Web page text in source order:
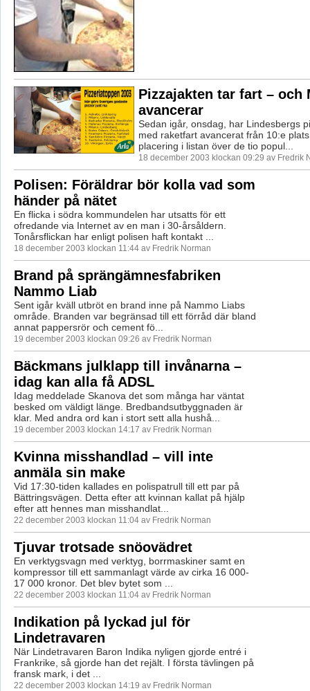
Pizzajakten tar fart – och
avancerar
Sedan igår, onsdag, har Lindesbergs
med raketfart avancerat från 10:e
placering i listan över de tio popul...
18 december 2003 klockan 09:29 av Fredrik
Polisen: Föräldrar bör kolla vad som
händer på nätet
En flicka i södra kommundelen har utsatts för ett
ofredande via Internet av en man i 30-årsåldern.
Tonårsflickan har enligt polisen haft kontakt ...
18 december 2003 klockan 11:44 av Fredrik Norman
Brand på sprängämnesfabriken
Nammo Liab
Sent igår kväll utbröt en brand inne på Nammo Liabs
område. Branden var begränsad till ett förråd där bland
annat pappersrör och cement fö...
19 december 2003 klockan 09:26 av Fredrik Norman
Bäckmans julklapp till invånarna –
idag kan alla få ADSL
Idag meddelade Skanova det som många har väntat
besked om väldigt länge. Bredbandsutbyggnaden är
klar. Med andra ord kan i stort sett alla hushå...
19 december 2003 klockan 14:17 av Fredrik Norman
Kvinna misshandlad – vill inte
anmäla sin make
Vid 17:30-tiden kallades en polispatrull till ett par på
Bättringsvägen. Detta efter att kvinnan kallat på hjälp
efter att hennes man misshandlat...
22 december 2003 klockan 11:04 av Fredrik Norman
Tjuvar trotsade snöovädret
En verktygsvagn med verktyg, borrmaskiner samt en
kompressor till ett sammanlagt värde av cirka 16 000-
17 000 kronor. Det blev bytet som ...
22 december 2003 klockan 11:04 av Fredrik Norman
Indikation på lyckad jul för
Lindetravaren
När Lindetravaren Baron Indika nyligen gjorde entré i
Frankrike, så gjorde han det rejält. I första tävlingen på
fransk mark, i det ...
22 december 2003 klockan 14:19 av Fredrik Norman